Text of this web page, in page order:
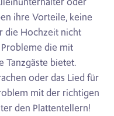
ihre Vorteile, keine
die Hochzeit nicht
die mit
Tanzgäste bietet.
oder das Lied für
mit der richtigen
den Plattentellern!